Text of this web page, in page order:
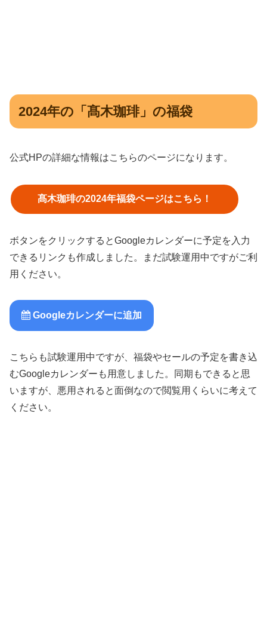
2024年の「髙木珈琲」の福袋
公式HPの詳細な情報はこちらのページになります。
髙木珈琲の2024年福袋ページはこちら！
ボタンをクリックするとGoogleカレンダーに予定を入力
できるリンクも作成しました。まだ試験運用中ですがご利
用ください。
Googleカレンダーに追加
こちらも試験運用中ですが、福袋やセールの予定を書き込
むGoogleカレンダーも用意しました。同期もできると思
いますが、悪用されると面倒なので閲覧用くらいに考えて
ください。